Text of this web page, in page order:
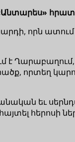
որն ատում
է Ղարաբաղում,
որտեղ
եւ
հերոսի